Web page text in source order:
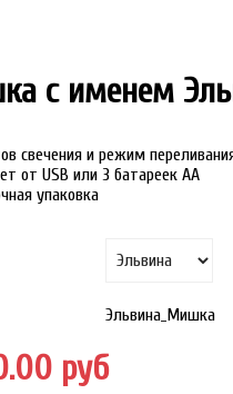
с именем
свечения и режим
от USB или 3 батареек АА
упаковка
Эльвина_Мишка
руб